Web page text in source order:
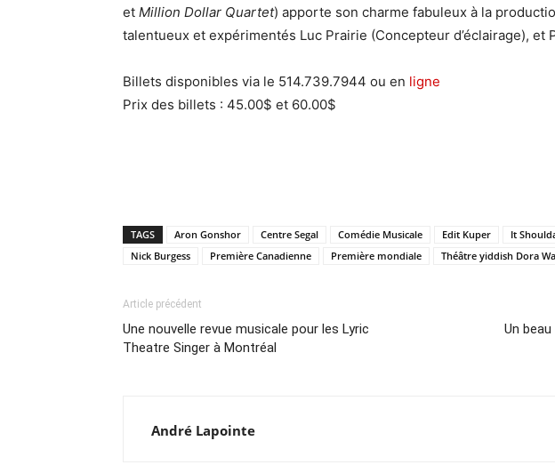
et Million Dollar Quartet) apporte son charme fabuleux à la
talentueux et expérimentés Luc Prairie (Concepteur d’éclairage), et
Billets disponibles via le 514.739.7944 ou en ligne
Prix des billets : 45.00$ et 60.00$
TAGS Aron Gonshor Centre Segal Comédie Musicale Edit Kuper It
Nick Burgess
Première Canadienne Première mondiale Théâtre yiddish Dora
Article précédent
Une nouvelle revue musicale pour les Lyric
Theatre Singer à Montréal
Un
André Lapointe